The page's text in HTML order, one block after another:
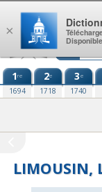
Aller au contenu
1re
1694
2e
1718
3e
1740
LIMOUSIN,
×